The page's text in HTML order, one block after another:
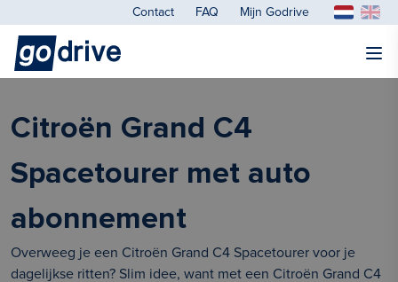
Contact FAQ Mijn Godrive
Citroën Grand C4
Spacetourer met auto
abonnement
Overweeg je een Citroën Grand C4 Spacetourer voor je
dagelijkse ritten? Slim idee, want met een Citroën Grand C4